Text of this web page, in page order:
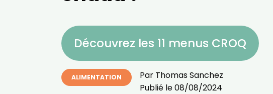
Découvrez les 11 menus CROQ
ALIMENTATION Par Thomas Sanchez
Publié le08/08/2024